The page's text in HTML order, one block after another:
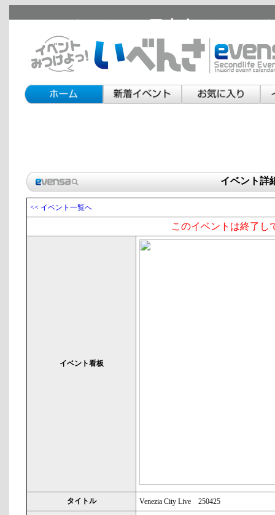
イベント詳
<< イベント一覧へ
このイベントは終了し
イベント看板
タイトル Venezia City Live 250425